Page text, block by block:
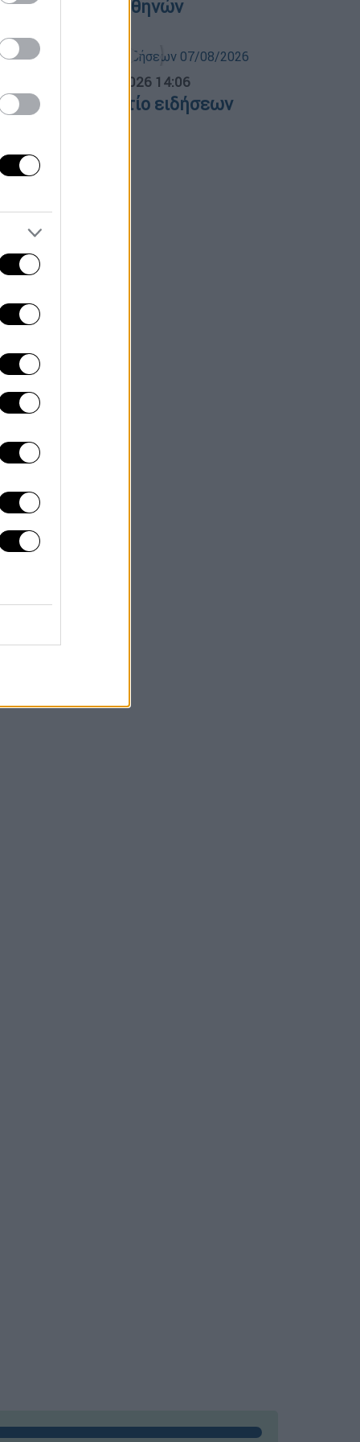
Νεκροταφείο Αθηνών
07.08.2026 14:06
δελτίο ειδήσεων